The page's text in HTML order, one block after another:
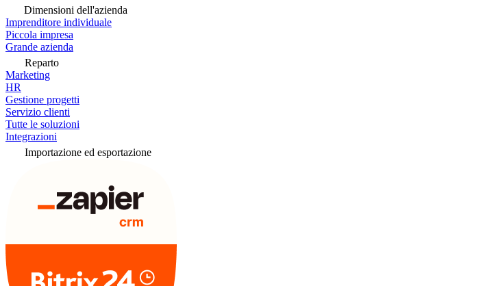
Dimensioni dell'azienda
Imprenditore individuale
Piccola impresa
Grande azienda
Reparto
Marketing
HR
Gestione progetti
Servizio clienti
Tutte le soluzioni
Integrazioni
Importazione ed esportazione